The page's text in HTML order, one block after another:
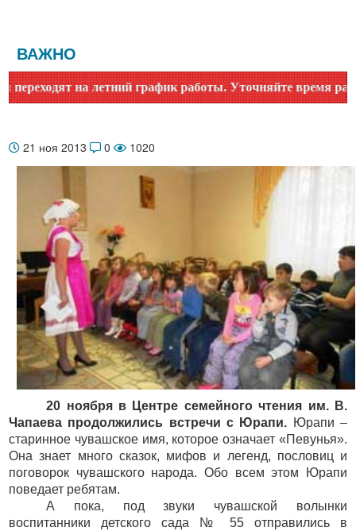
ВАЖНО
на летний график работы. Уточняйте время
21 ноя 2013 0 1020
20 ноября в Центре семейного чтения им. В.
Чапаева продолжились встречи с Юрапи. Юрапи –
старинное чувашское имя, которое означает «Певунья».
Она знает много сказок, мифов и легенд, пословиц и
поговорок чувашского народа. Обо всем этом Юрапи
поведает ребятам.
А пока, под звуки чувашской волынки
воспитанники детского сада № 55 отправились в